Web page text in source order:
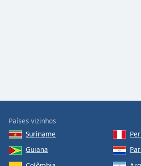
Países vizinhos
Suriname
Guiana